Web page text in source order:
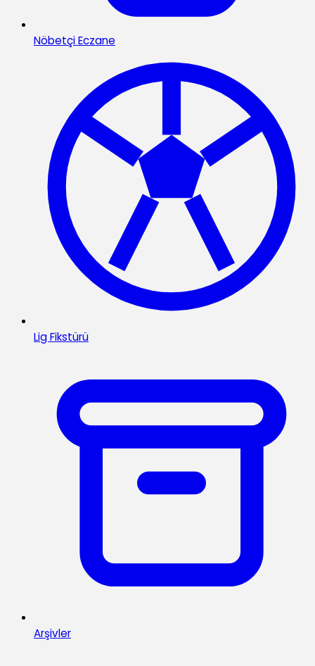
Nöbetçi Eczane
Lig Fikstürü
Arşivler